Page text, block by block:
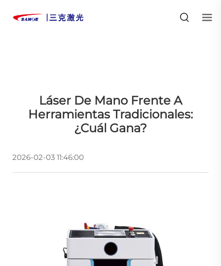
Láser De Mano Frente A
Herramientas Tradicionales:
¿cuál Gana?
2026-02-03 11:46:00